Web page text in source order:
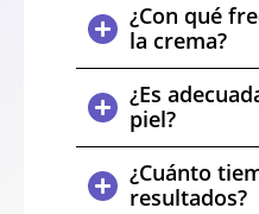
¿Con qué
la crema?
¿Es
piel?
¿Cuánto
resultados?